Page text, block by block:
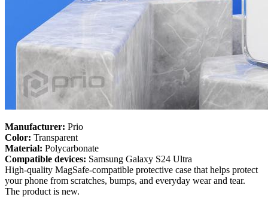
Manufacturer: Prio
Color: Transparent
Material: Polycarbonate
Compatible devices: Samsung Galaxy S24 Ultra
High-quality MagSafe-compatible protective case that helps protect
your phone from scratches, bumps, and everyday wear and tear.
The product is new.